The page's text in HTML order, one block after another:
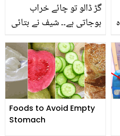
گڑ ڈالو تو چائے خراب
ہوجاتی ہے۔۔ شیف نے بتائی
چائے خراب بھی نہ ہو اور
بنے مزیدار
Foods to Avoid Empty
Stomach